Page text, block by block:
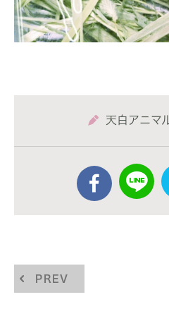
天白アニマ
PREV